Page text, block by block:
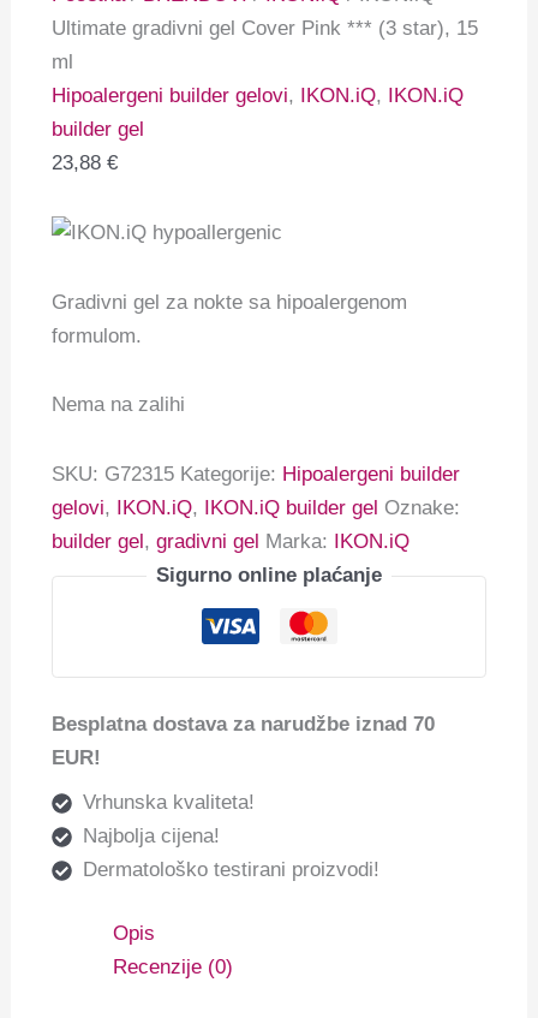
Ultimate gradivni gel Cover Pink *** (3 star), 15
ml
Hipoalergeni builder gelovi, IKON.iQ, IKON.iQ
builder gel
23,88€
Gradivni gel za nokte sa hipoalergenom
formulom.
Nema na zalihi
SKU: G72315 Kategorije: Hipoalergeni builder
gelovi, IKON.iQ, IKON.iQ builder gel Oznake:
builder gel,gradivni gel Marka: IKON.iQ
Sigurno online plaćanje
Besplatna dostava za narudžbe iznad 70
EUR!
Vrhunska kvaliteta!
Najbolja cijena!
Dermatološko testirani proizvodi!
Opis
Recenzije (0)